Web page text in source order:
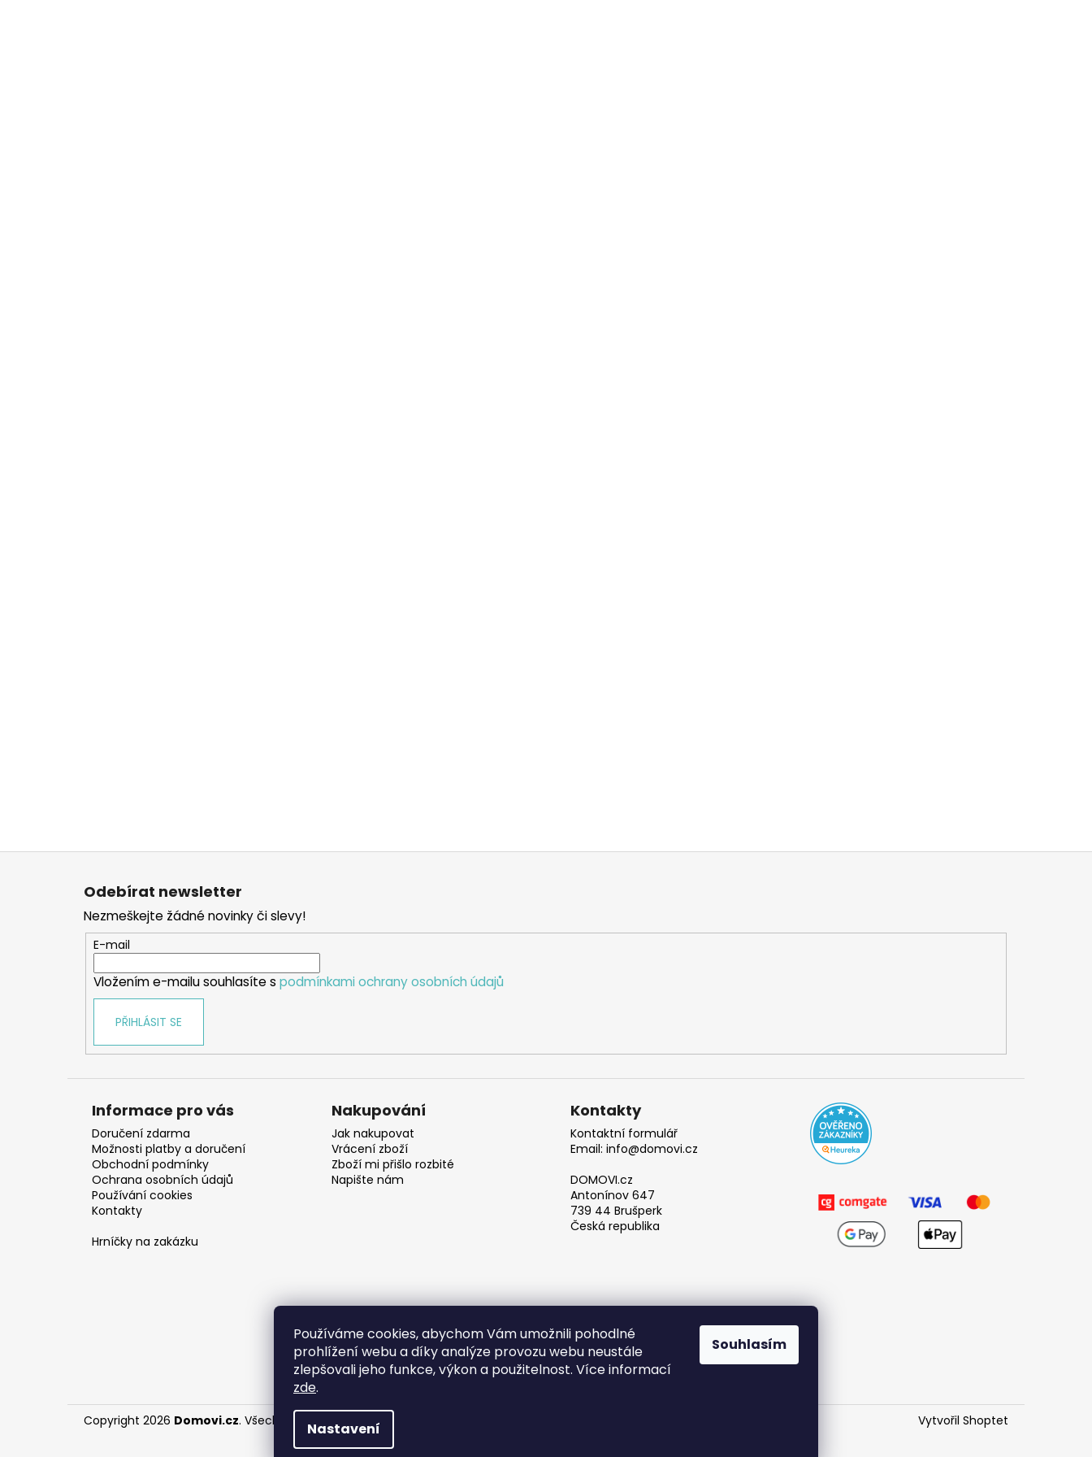
Používáme cookies, abychom Vám umožnili pohodlné
prohlížení webu a díky analýze provozu webu neustále
zlepšovali jeho funkce, výkon a použitelnost. Více informací
zde.
Nastavení
Souhlasím
Z
Odebírat newsletter
Nezmeškejte žádné novinky či slevy!
E-mail
Vložením e-mailu souhlasíte s podmínkami ochrany osobních údajů
PŘIHLÁSIT SE
Informace pro vás
Doručení zdarma
Možnosti platby a doručení
Obchodní podmínky
Ochrana osobních údajů
Používání cookies
Kontakty
Hrníčky na zakázku
Nakupování
Jak nakupovat
Vrácení zboží
Zboží mi přišlo rozbité
Napište nám
Kontakty
Kontaktní formulář
Email: info@domovi.cz
DOMOVI.cz
Antonínov 647
739 44 Brušperk
Česká republika
Obchodní podmínky
Vytvořil Shoptet
Copyright 2026 Domovi.cz. Všechna práva vyhrazena.